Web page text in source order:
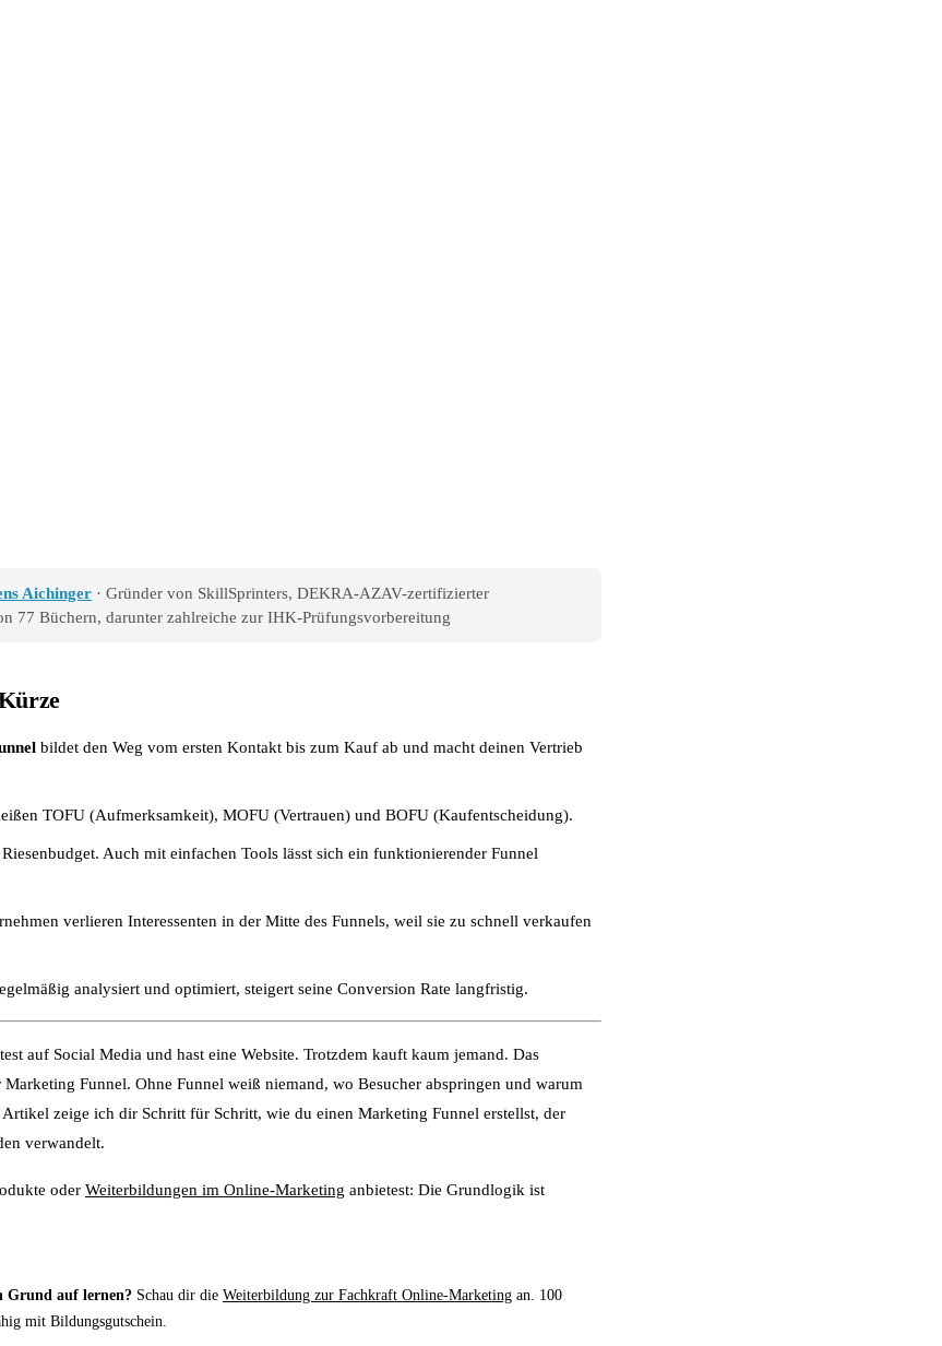
Aichinger · Gründer von SkillSprinters, DEKRA-AZAV-zertifizierter
77 Büchern, darunter zahlreiche zur IHK-Prüfungsvorbereitung
bildet den Weg vom ersten Kontakt bis zum Kauf ab und macht deinen Vertrieb
TOFU (Aufmerksamkeit), MOFU (Vertrauen) und BOFU (Kaufentscheidung).
Auch mit einfachen Tools lässt sich ein funktionierender Funnel
verlieren Interessenten in der Mitte des Funnels, weil sie zu schnell verkaufen
analysiert und optimiert, steigert seine Conversion Rate langfristig.
auf Social Media und hast eine Website. Trotzdem kauft kaum jemand. Das
Funnel. Ohne Funnel weiß niemand, wo Besucher abspringen und warum
zeige ich dir Schritt für Schritt, wie du einen Marketing Funnel erstellst, der
verwandelt.
oder Weiterbildungen im Online-Marketing anbietest: Die Grundlogik ist
Grund auf lernen? Schau dir die Weiterbildung zur Fachkraft Online-Marketing an. 100
mit Bildungsgutschein.